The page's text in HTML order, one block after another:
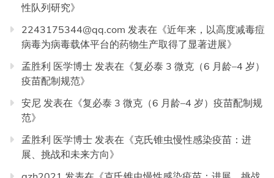
性队列研究》
2243175344@qq.com 发表在《近年来，以高度减毒痘
病毒为病毒载体平台的药物生产取得了显著进展》
孟胜利 医学博士 发表在《复必泰 3 微克（6 月龄–4 岁）
疫苗配制规范》
安尼 发表在《复必泰 3 微克（6 月龄–4 岁）疫苗配制规
范》
孟胜利 医学博士 发表在《克氏锥虫慢性感染疫苗：进
展、挑战和未来方向》